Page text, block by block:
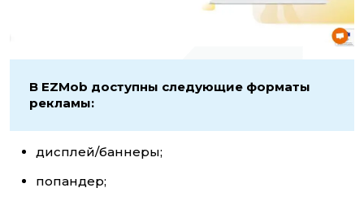
В EZMob доступны следующие форматы
рекламы:
дисплей/баннеры;
попандер;